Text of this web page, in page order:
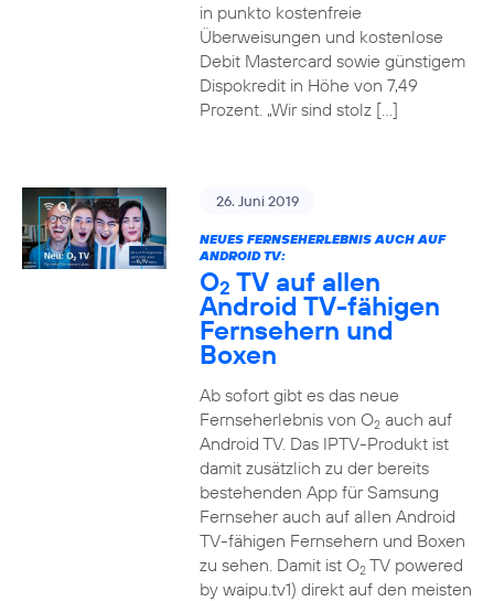
in punkto kostenfreie
Überweisungen und kostenlose
Debit Mastercard sowie günstigem
Dispokredit in Höhe von 7,49
Prozent. „Wir sind stolz […]
26. Juni 2019
NEUES FERNSEHERLEBNIS AUCH AUF
ANDROID TV:
O2 TV auf allen
Android TV-fähigen
Fernsehern und
Boxen
Ab sofort gibt es das neue
Fernseherlebnis von O2auch auf
Android TV. Das IPTV-Produkt ist
damit zusätzlich zu der bereits
bestehenden App für Samsung
Fernseher auch auf allen Android
TV-fähigen Fernsehern und Boxen
zu sehen. Damit ist O2TV powered
by waipu.tv1) direkt auf den meisten